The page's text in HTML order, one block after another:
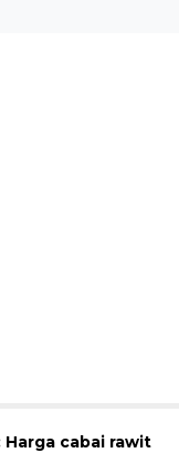
Harga cabai rawit